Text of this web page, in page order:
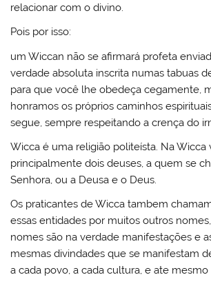
relacionar com o divino.
Pois por isso:
um Wiccan não se afirmará profeta
verdade absoluta inscrita numas tabuas
para que você lhe obedeça cegamente,
honramos os próprios caminhos
segue, sempre respeitando a crença do
Wicca é uma religião politeísta. Na Wicca
principalmente dois deuses, a quem se
Senhora, ou a Deusa e o Deus.
Os praticantes de Wicca tambem
essas entidades por muitos outros
nomes são na verdade manifestações e
mesmas divindades que se manifestam
a cada povo, a cada cultura, e ate mesmo